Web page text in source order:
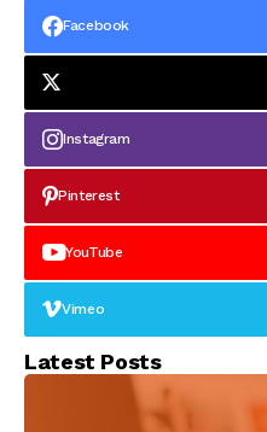
Facebook
Instagram
Pinterest
YouTube
Vimeo
Latest Posts